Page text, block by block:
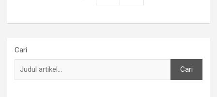
Cari
Cari